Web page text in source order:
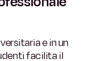
e in un
facilita il